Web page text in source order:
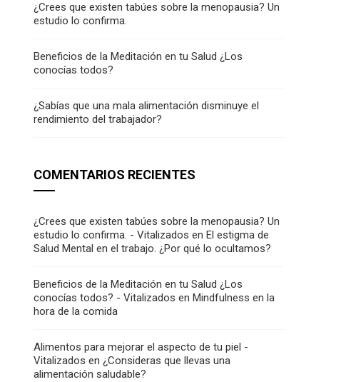
¿Crees que existen tabúes sobre la menopausia? Un
estudio lo confirma.
Beneficios de la Meditación en tu Salud ¿Los
conocías todos?
¿Sabías que una mala alimentación disminuye el
rendimiento del trabajador?
COMENTARIOS RECIENTES
¿Crees que existen tabúes sobre la menopausia? Un
estudio lo confirma. - Vitalizados en El estigma de
Salud Mental en el trabajo. ¿Por qué lo ocultamos?
Beneficios de la Meditación en tu Salud ¿Los
conocías todos? - Vitalizados en Mindfulness en la
hora de la comida
Alimentos para mejorar el aspecto de tu piel -
Vitalizados en ¿Consideras que llevas una
alimentación saludable?